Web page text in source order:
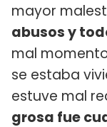
mayor
abusos y
mal
se estaba
estuve mal
grosa fue